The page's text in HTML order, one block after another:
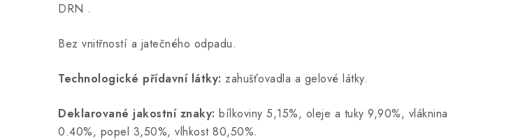
DRN .
Bez vnitřností a jatečného odpadu.
Technologické přídavní látky: zahušťovadla a gelové látky.
Deklarované jakostní znaky: bílkoviny 5,15%, oleje a tuky 9,90%, vláknina
0.40%, popel 3,50%, vlhkost 80,50%.